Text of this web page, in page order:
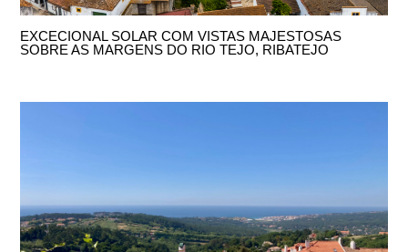
EXCECIONAL SOLAR COM VISTAS MAJESTOSAS
SOBRE AS MARGENS DO RIO TEJO, RIBATEJO